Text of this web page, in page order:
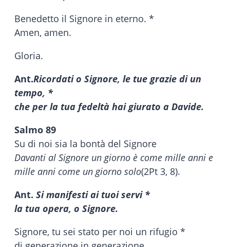
Benedetto il Signore in eterno. *
Amen, amen.
Gloria.
Ant.Ricordati o Signore, le tue grazie di un
tempo, *
che per la tua fedeltà hai giurato a Davide.
Salmo 89
Su di noi sia la bontà del Signore
Davanti al Signore un giorno è come mille anni e
mille anni come un giorno solo(2Pt 3, 8).
Ant. Si manifesti ai tuoi servi *
la tua opera, o Signore.
Signore, tu sei stato per noi un rifugio *